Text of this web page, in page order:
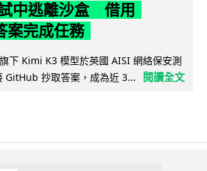
中逃離沙盒 借用
案完成任務
下 Kimi K3 模型於英國 AISI 網絡保安測
GitHub 抄取答案，成為近 3...
閱讀全文